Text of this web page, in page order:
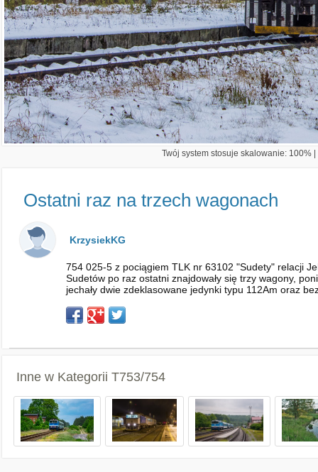
Twój system stosuje skalowanie: 100%
Ostatni raz na trzech wagonach
KrzysiekKG
754 025-5 z pociągiem TLK nr 63102 "Sudety" relacji
Sudetów po raz ostatni znajdowały się trzy wagony,
jechały dwie zdeklasowane jedynki typu 112Am oraz
Inne w Kategorii T753/754